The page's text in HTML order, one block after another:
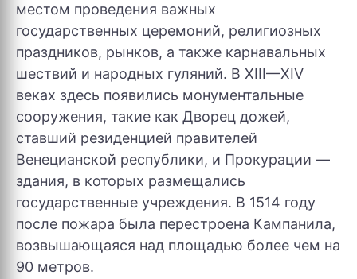
местом проведения важных
государственных церемоний, религиозных
праздников, рынков, а также карнавальных
шествий и народных гуляний. В XIII—XIV
веках здесь появились монументальные
сооружения, такие как Дворец дожей,
ставший резиденцией правителей
Венецианской республики, и Прокурации —
здания, в которых размещались
государственные учреждения. В 1514 году
после пожара была перестроена Кампанила,
возвышающаяся над площадью более чем на
90 метров.